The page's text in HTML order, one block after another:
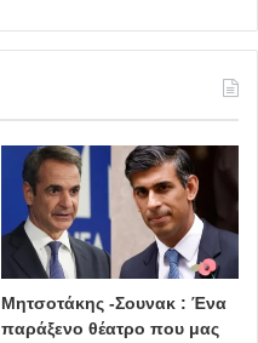
Μητσοτάκης -Σουνακ : Ένα
παράξενο θέατρο που μας